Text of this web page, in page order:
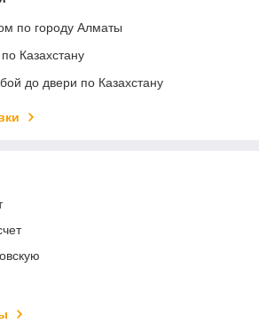
по городу Алматы
Казахстану
до двери по Казахстану